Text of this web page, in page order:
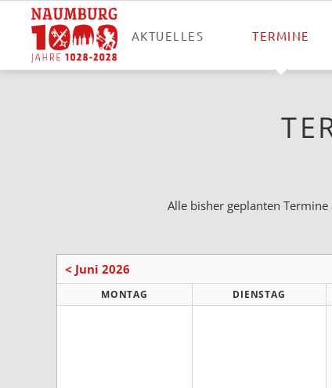
AKTUELLES TERMINE
Alle bisher geplanten
< Juni 2026
MONTAG DIENSTAG